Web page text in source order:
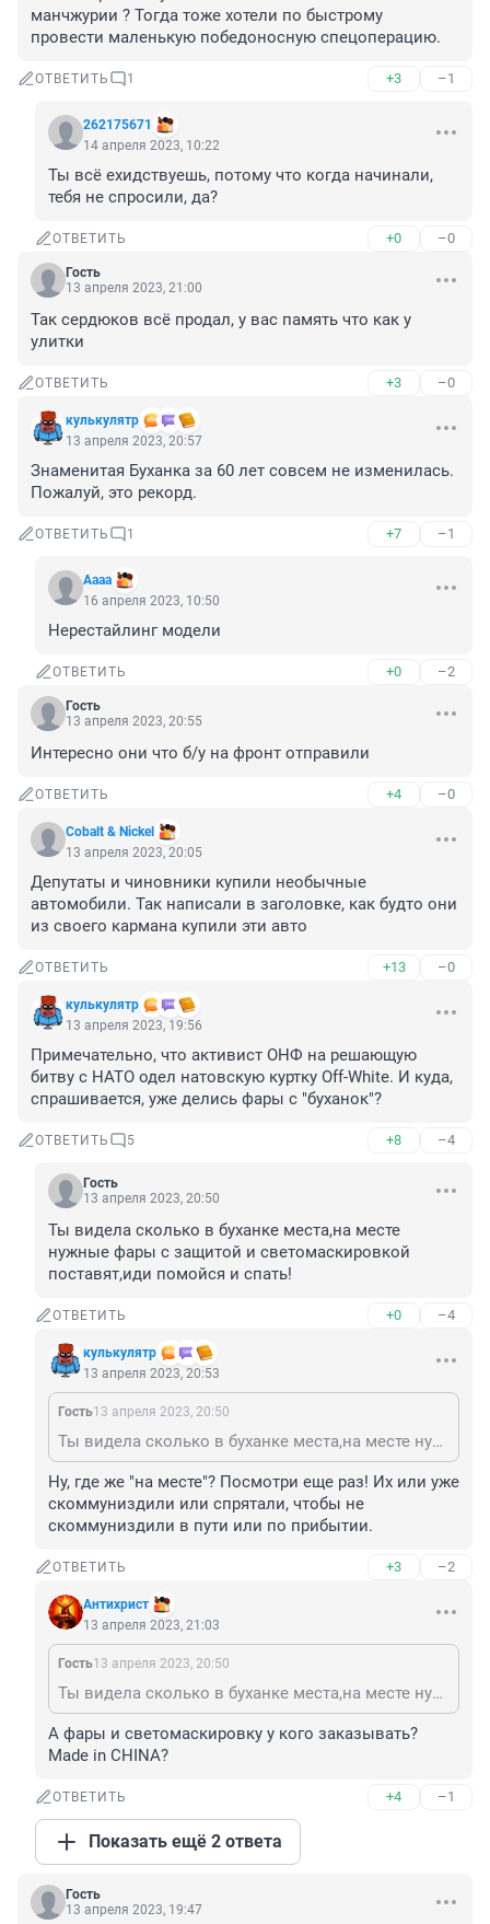
манчжурии ? Тогда тоже хотели по быстрому
провести маленькую победоносную спецоперацию.
ОТВЕТИТЬ 1 +3 –1
262175671
14 апреля 2023, 10:22
Ты всё ехидствуешь, потому что когда начинали,
тебя не спросили, да?
ОТВЕТИТЬ +0 –0
Гость
13 апреля 2023, 21:00
Так сердюков всё продал, у вас память что как у
улитки
ОТВЕТИТЬ +3 –0
кулькулятр
13 апреля 2023, 20:57
Знаменитая Буханка за 60 лет совсем не изменилась.
Пожалуй, это рекорд.
ОТВЕТИТЬ 1 +7 –1
Аааа
16 апреля 2023, 10:50
Нерестайлинг модели
ОТВЕТИТЬ +0 –2
Гость
13 апреля 2023, 20:55
Интересно они что б/у на фронт отправили
ОТВЕТИТЬ +4 –0
Cobalt & Nickel
13 апреля 2023, 20:05
Депутаты и чиновники купили необычные
автомобили. Так написали в заголовке, как будто они
из своего кармана купили эти авто
ОТВЕТИТЬ +13 –0
кулькулятр
13 апреля 2023, 19:56
Примечательно, что активист ОНФ на решающую
битву с НАТО одел натовскую куртку Off-White. И куда,
спрашивается, уже делись фары с "буханок"?
ОТВЕТИТЬ 5 +8 –4
Гость
13 апреля 2023, 20:50
Ты видела сколько в буханке места,на месте
нужные фары с защитой и светомаскировкой
поставят,иди помойся и спать!
ОТВЕТИТЬ +0 –4
кулькулятр
13 апреля 2023, 20:53
Гость13 апреля 2023, 20:50
Ты видела сколько в буханке места,на месте нужные фары с защитой и светомаскировкой поставят,иди помойся и спать!
Ну, где же "на месте"? Посмотри еще раз! Их или уже
скоммуниздили или спрятали, чтобы не
скоммуниздили в пути или по прибытии.
ОТВЕТИТЬ +3 –2
Антихрист
13 апреля 2023, 21:03
Гость13 апреля 2023, 20:50
Ты видела сколько в буханке места,на месте нужные фары с защитой и светомаскировкой поставят,иди помойся и спать!
А фары и светомаскировку у кого заказывать?
Made in CHINA?
ОТВЕТИТЬ +4 –1
Показать ещё 2 ответа
Гость
13 апреля 2023, 19:47